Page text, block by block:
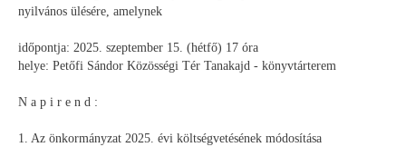
nyilvános ülésére, amelynek
időpontja: 2025. szeptember 15. (hétfő) 17 óra
helye: Petőfi Sándor Közösségi Tér Tanakajd - könyvtárterem
N a p i r e n d :
1. Az önkormányzat 2025. évi költségvetésének módosítása